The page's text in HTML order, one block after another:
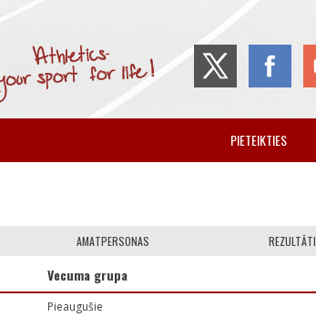
PIETEIKTIES
AMATPERSONAS REZULTĀTI
Vecuma grupa
Pieaugušie